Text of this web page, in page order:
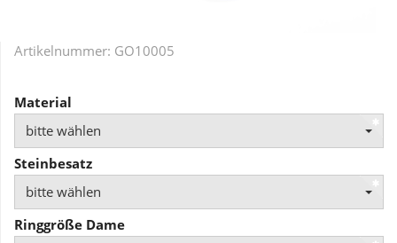
Artikelnummer: GO10005
Material
bitte wählen
Steinbesatz
bitte wählen
Ringgröße Dame